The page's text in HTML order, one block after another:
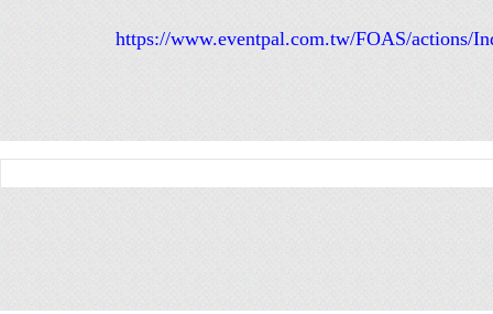
https://www.eventpal.com.tw/FOAS/actions/